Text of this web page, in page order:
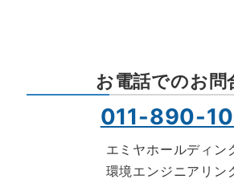
お電話でのお問
011-890-
エミヤホールディン
環境エンジニアリン